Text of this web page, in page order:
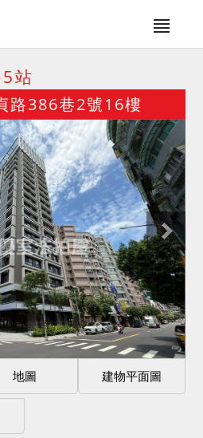
站
路386巷2號16樓
地圖 建物平面圖